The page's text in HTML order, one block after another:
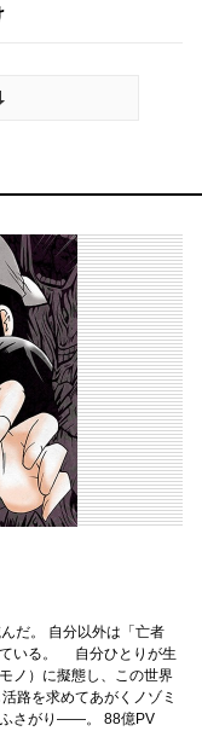
だ。 自分以外は「亡者
ている。 自分ひとりが生
ノ）に擬態し、この世界
路を求めてあがくノゾミ
ふさがり――。 88億PV